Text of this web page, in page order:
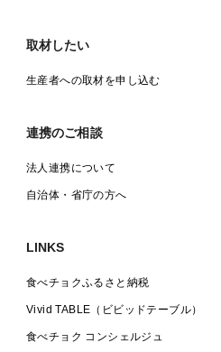
取材したい
生産者への取材を申し込む
連携のご相談
法人連携について
自治体・省庁の方へ
LINKS
食べチョクふるさと納税
Vivid TABLE（ビビッドテーブル）
食べチョク コンシェルジュ